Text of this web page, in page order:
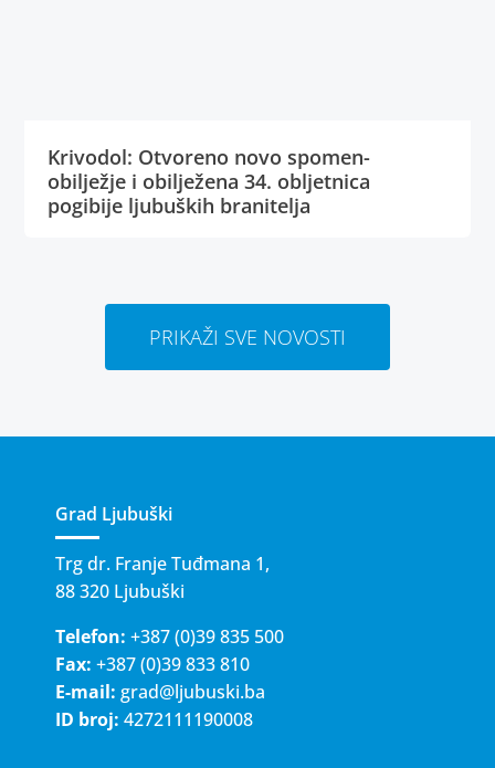
Krivodol: Otvoreno novo spomen-
obilježje i obilježena 34. obljetnica
pogibije ljubuških branitelja
PRIKAŽI SVE NOVOSTI
Grad Ljubuški
Trg dr. Franje Tuđmana 1,
88 320 Ljubuški
Telefon: +387 (0)39 835 500
Fax: +387 (0)39 833 810
E-mail: grad@ljubuski.ba
ID broj: 4272111190008